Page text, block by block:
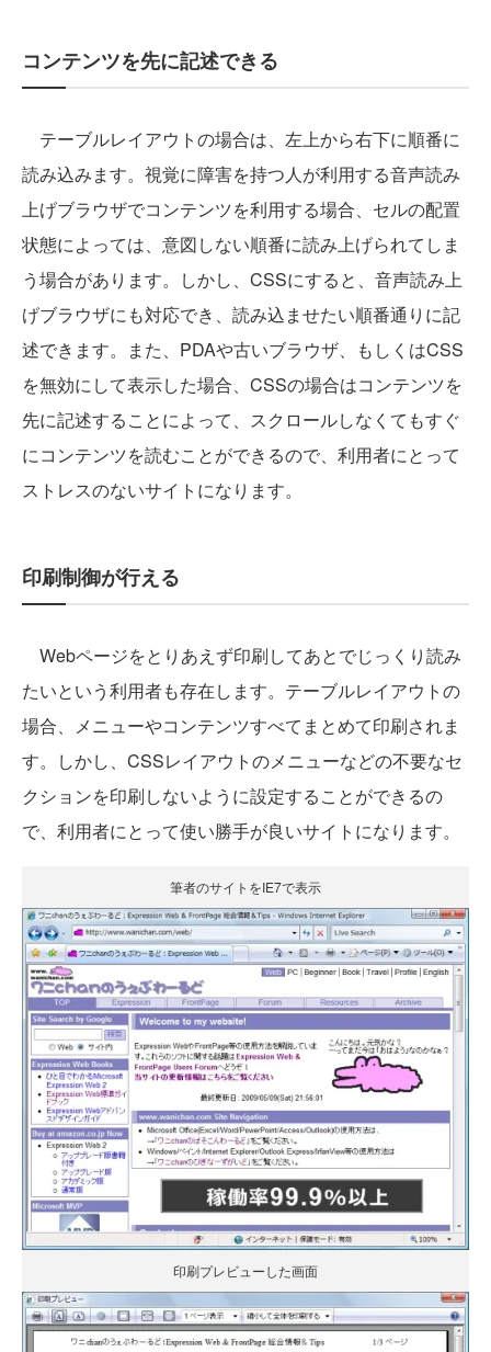
コンテンツを先に記述できる
テーブルレイアウトの場合は、左上から右下に順番に
読み込みます。視覚に障害を持つ人が利用する音声読み
上げブラウザでコンテンツを利用する場合、セルの配置
状態によっては、意図しない順番に読み上げられてしま
う場合があります。しかし、CSSにすると、音声読み上
げブラウザにも対応でき、読み込ませたい順番通りに記
述できます。また、PDAや古いブラウザ、もしくはCSS
を無効にして表示した場合、CSSの場合はコンテンツを
先に記述することによって、スクロールしなくてもすぐ
にコンテンツを読むことができるので、利用者にとって
ストレスのないサイトになります。
印刷制御が行える
Webページをとりあえず印刷してあとでじっくり読み
たいという利用者も存在します。テーブルレイアウトの
場合、メニューやコンテンツすべてまとめて印刷されま
す。しかし、CSSレイアウトのメニューなどの不要なセ
クションを印刷しないように設定することができるの
で、利用者にとって使い勝手が良いサイトになります。
筆者のサイトをIE7で表示
印刷プレビューした画面